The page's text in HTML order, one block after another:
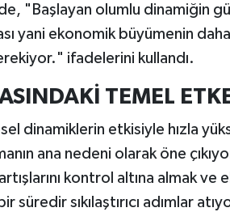
"Başlayan olumlu dinamiğin
yani ekonomik büyümenin
ifadelerini kullandı.
TEMEL
dinamiklerin etkisiyle hızla
ana nedeni olarak öne
kontrol altına almak ve
süredir sıkılaştırıcı adımlar